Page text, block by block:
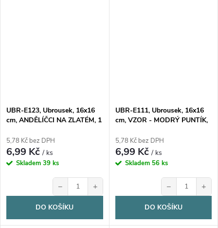
UBR-E123, Ubrousek, 16x16
cm, ANDĚLÍČCI NA ZLATÉM, 1
5,78 Kč bez DPH
6,99 Kč/ ks
Skladem 39 ks
− +
DO KOŠÍKU
UBR-E111, Ubrousek, 16x16
cm, VZOR - MODRÝ PUNTÍK,
5,78 Kč bez DPH
6,99 Kč/ ks
Skladem 56 ks
− +
DO KOŠÍKU